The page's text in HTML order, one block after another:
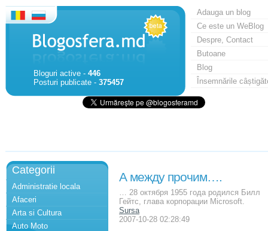
Bloguri active - 446
Posturi publicate - 375457
Adauga un blog
Ce este un WeBlog
Despre, Contact
Butoane
Blog
Însemnările
Categorii
Administratie locala
Afaceri
Arta si Cultura
Auto Moto
А между прочим….
… 28 октября 1955 года родился Билл
Гейтс, глава корпорации Microsoft.
Sursa
2007-10-28 02:28:49